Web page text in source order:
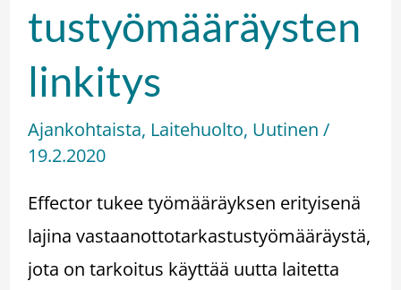
tustyömääräysten
linkitys
Ajankohtaista, Laitehuolto, Uutinen /
19.2.2020
Effector tukee työmääräyksen erityisenä
lajina vastaanottotarkastustyömääräystä,
jota on tarkoitus käyttää uutta laitetta